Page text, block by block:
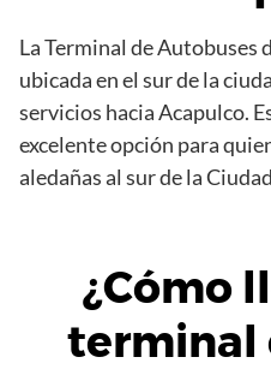
La Terminal de Autobuses
ubicada en el sur de la
servicios hacia Acapulco.
excelente opción para
aledañas al sur de la
¿Cómo
terminal